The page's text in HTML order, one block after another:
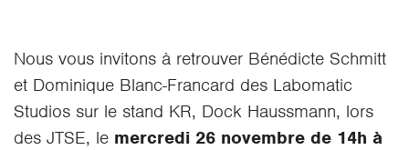
Nous vous invitons à retrouver Bénédicte Schmitt
et Dominique Blanc-Francard des Labomatic
Studios sur le stand KR, Dock Haussmann, lors
des JTSE, le mercredi 26 novembre de 14h à